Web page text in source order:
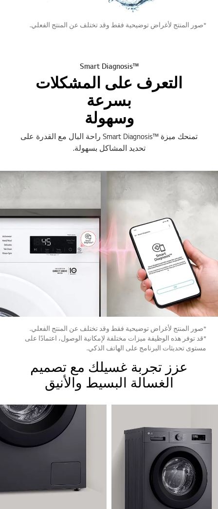
*صور المنتج لأغراض توضيحية فقط وقد تختلف عن المنتج الفعلي.
™Smart Diagnosis
التعرف على المشكلات
بسرعة
وسهولة
تمنحك ميزة ™Smart Diagnosis راحة البال مع القدرة على
تحديد المشاكل بسهولة.
*صور المنتج لأغراض توضيحية فقط وقد تختلف عن المنتج الفعلي.
*قد توفر هذه الوظيفة ميزات مختلفة لإمكانية الوصول، اعتمادًا على
مستوى تحديثات البرنامج على الهاتف الذكي.
عزز تجربة غسيلك مع تصميم
الغسالة البسيط والأنيق